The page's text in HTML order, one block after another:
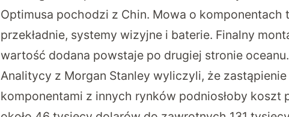
Optimusa pochodzi z Chin. Mowa o komponentach
przekładnie, systemy wizyjne i baterie. Finalny
wartość dodana powstaje po drugiej stronie oceanu.
Analitycy z Morgan Stanley wyliczyli, że
komponentami z innych rynków podniosłoby koszt